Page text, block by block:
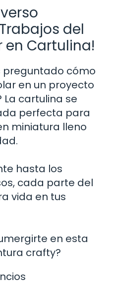
del
en Cartulina!
preguntado cómo
en un proyecto
cartulina se
perfecta para
miniatura lleno
hasta los
cada parte del
vida en tus
en esta
crafty?